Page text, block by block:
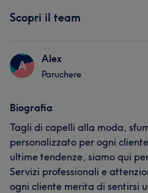
Scopri il team
A Alex
Paruchere
Biografia
Tagli di capelli alla moda,
personalizzato per ogni
ultime tendenze, siamo qui
Servizi professionali e
ogni cliente merita di sentirsi